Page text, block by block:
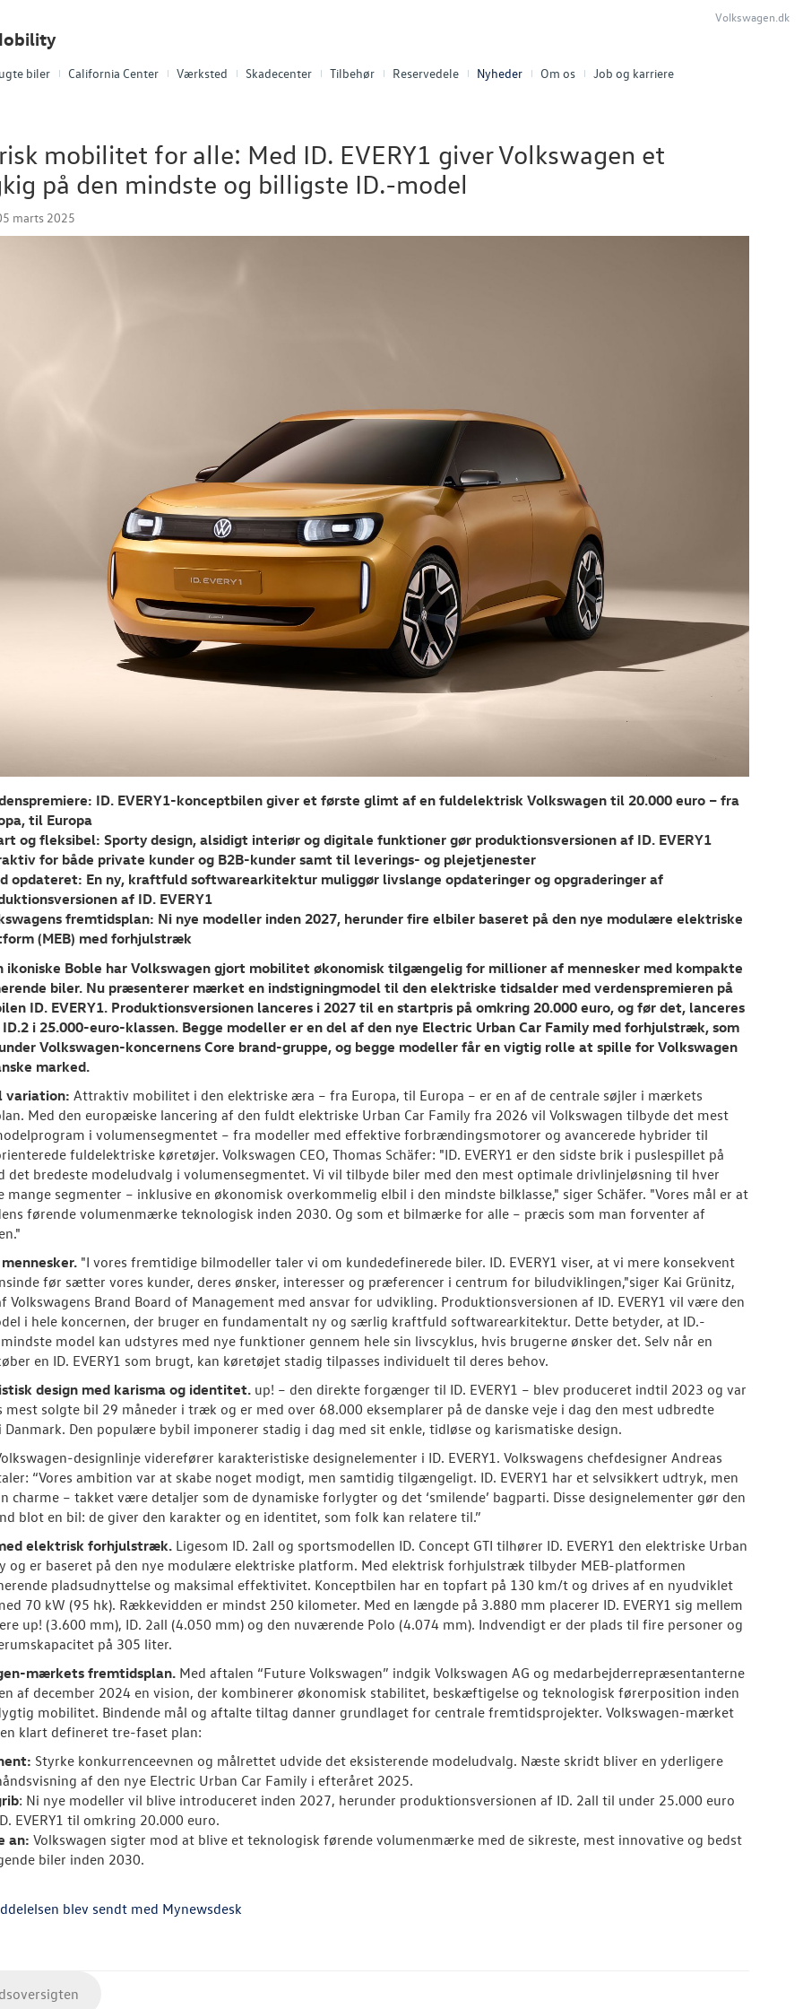
biler California Center Værksted Skadecenter Tilbehør Reservedele Nyheder Om os Job og karriere
Volkswagen.dk
mobilitet for alle: Med ID. EVERY1 giver Volkswagen et
på den mindste og billigste ID.-model
marts 2025
ID. EVERY1-konceptbilen giver et første glimt af en fuldelektrisk Volkswagen til 20.000 euro – fra
til Europa
og fleksibel: Sporty design, alsidigt interiør og digitale funktioner gør produktionsversionen af ID. EVERY1
for både private kunder og B2B-kunder samt til leverings- og plejetjenester
opdateret: En ny, kraftfuld softwarearkitektur muliggør livslange opdateringer og opgraderinger af
af ID. EVERY1
fremtidsplan: Ni nye modeller inden 2027, herunder fire elbiler baseret på den nye modulære elektriske
(MEB) med forhjulstræk
ikoniske Boble har Volkswagen gjort mobilitet økonomisk tilgængelig for millioner af mennesker med kompakte
biler. Nu præsenterer mærket en indstigningmodel til den elektriske tidsalder med verdenspremieren på
ID. EVERY1. Produktionsversionen lanceres i 2027 til en startpris på omkring 20.000 euro, og før det, lanceres
ID.2 i 25.000-euro-klassen. Begge modeller er en del af den nye Electric Urban Car Family med forhjulstræk, som
Volkswagen-koncernens Core brand-gruppe, og begge modeller får en vigtig rolle at spille for Volkswagen
marked.
variation: Attraktiv mobilitet i den elektriske æra – fra Europa, til Europa – er en af de centrale søjler i mærkets
Med den europæiske lancering af den fuldt elektriske Urban Car Family fra 2026 vil Volkswagen tilbyde det mest
i volumensegmentet – fra modeller med effektive forbrændingsmotorer og avancerede hybrider til
fuldelektriske køretøjer. Volkswagen CEO, Thomas Schäfer: "ID. EVERY1 er den sidste brik i puslespillet på
det bredeste modeludvalg i volumensegmentet. Vi vil tilbyde biler med den mest optimale drivlinjeløsning til hver
mange segmenter – inklusive en økonomisk overkommelig elbil i den mindste bilklasse," siger Schäfer. "Vores mål er at
førende volumenmærke teknologisk inden 2030. Og som et bilmærke for alle – præcis som man forventer af
"I vores fremtidige bilmodeller taler vi om kundedefinerede biler. ID. EVERY1 viser, at vi mere konsekvent
før sætter vores kunder, deres ønsker, interesser og præferencer i centrum for biludviklingen,"siger Kai Grünitz,
Volkswagens Brand Board of Management med ansvar for udvikling. Produktionsversionen af ID. EVERY1 vil være den
i hele koncernen, der bruger en fundamentalt ny og særlig kraftfuld softwarearkitektur. Dette betyder, at ID.-
model kan udstyres med nye funktioner gennem hele sin livscyklus, hvis brugerne ønsker det. Selv når en
en ID. EVERY1 som brugt, kan køretøjet stadig tilpasses individuelt til deres behov.
design med karisma og identitet. up! – den direkte forgænger til ID. EVERY1 – blev produceret indtil 2023 og var
mest solgte bil 29 måneder i træk og er med over 68.000 eksemplarer på de danske veje i dag den mest udbredte
Den populære bybil imponerer stadig i dag med sit enkle, tidløse og karismatiske design.
designlinje viderefører karakteristiske designelementer i ID. EVERY1. Volkswagens chefdesigner Andreas
“Vores ambition var at skabe noget modigt, men samtidig tilgængeligt. ID. EVERY1 har et selvsikkert udtryk, men
charme – takket være detaljer som de dynamiske forlygter og det ‘smilende’ bagparti. Disse designelementer gør den
blot en bil: de giver den karakter og en identitet, som folk kan relatere til.”
elektrisk forhjulstræk. Ligesom ID. 2all og sportsmodellen ID. Concept GTI tilhører ID. EVERY1 den elektriske Urban
og er baseret på den nye modulære elektriske platform. Med elektrisk forhjulstræk tilbyder MEB-platformen
pladsudnyttelse og maksimal effektivitet. Konceptbilen har en topfart på 130 km/t og drives af en nyudviklet
70 kW (95 hk). Rækkevidden er mindst 250 kilometer. Med en længde på 3.880 mm placerer ID. EVERY1 sig mellem
up! (3.600 mm), ID. 2all (4.050 mm) og den nuværende Polo (4.074 mm). Indvendigt er der plads til fire personer og
på 305 liter.
mærkets fremtidsplan. Med aftalen “Future Volkswagen” indgik Volkswagen AG og medarbejderrepræsentanterne
af december 2024 en vision, der kombinerer økonomisk stabilitet, beskæftigelse og teknologisk førerposition inden
mobilitet. Bindende mål og aftalte tiltag danner grundlaget for centrale fremtidsprojekter. Volkswagen-mærket
klart defineret tre-faset plan:
Styrke konkurrenceevnen og målrettet udvide det eksisterende modeludvalg. Næste skridt bliver en yderligere
af den nye Electric Urban Car Family i efteråret 2025.
: Ni nye modeller vil blive introduceret inden 2027, herunder produktionsversionen af ID. 2all til under 25.000 euro
EVERY1 til omkring 20.000 euro.
an: Volkswagen sigter mod at blive et teknologisk førende volumenmærke med de sikreste, mest innovative og bedst
biler inden 2030.
blev sendt med Mynewsdesk